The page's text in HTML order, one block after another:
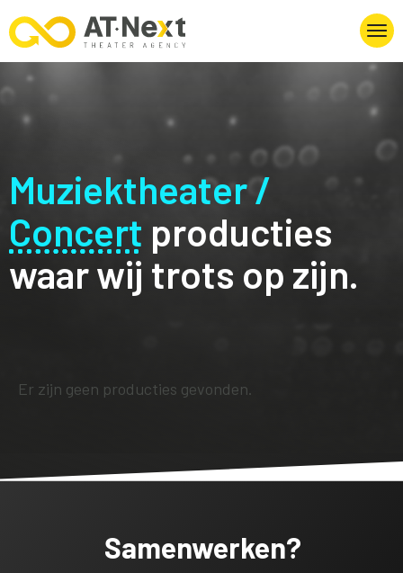
Muziektheater /
Concert producties
waar wij trots op zijn.
Er zijn geen producties gevonden.
Samenwerken?